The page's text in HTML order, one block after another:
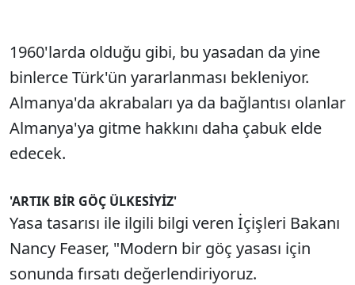
1960'larda olduğu gibi, bu yasadan da yine
binlerce Türk'ün yararlanması bekleniyor.
Almanya'da akrabaları ya da bağlantısı olanlar
Almanya'ya gitme hakkını daha çabuk elde
edecek.
'ARTIK BİR GÖÇ ÜLKESİYİZ'
Yasa tasarısı ile ilgili bilgi veren İçişleri Bakanı
Nancy Feaser, "Modern bir göç yasası için
sonunda fırsatı değerlendiriyoruz.